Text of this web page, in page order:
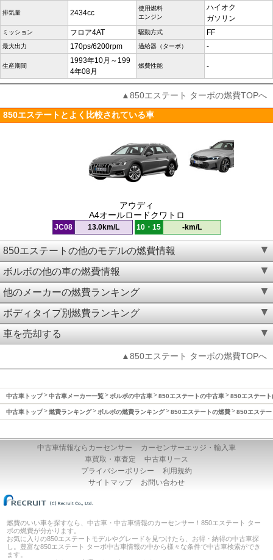
排気量 2434cc
使用燃料
エンジン
ハイオク
ガソリン
ミッション フロア4AT 駆動方式 FF
最大出力 170ps/6200rpm 過給器（ターボ） -
生産期間
1993年10月～199
4年08月
燃費性能 -
▲850エステート ターボの燃費TOPへ
850エステートとよく比較されている車
アウディ
A4オールロードクワトロ
JC08 13.0km/L 10・15 -km/L
850エステートの他のモデルの燃費情報
ボルボの他の車の燃費情報
他のメーカーの燃費ランキング
ボディタイプ別燃費ランキング
車を売却する
▲850エステート ターボの燃費TOPへ
中古車トップ 中古車メーカー一覧 ボルボの中古車 850エステートの中古車 850エステー
中古車トップ 燃費ランキング ボルボの燃費ランキング 850エステートの燃費 850エステ
中古車情報ならカーセンサー
カーセンサーエッジ・輸入車
車買取・車査定
中古車リース
プライバシーポリシー
利用規約
サイトマップ
お問い合わせ
燃費のいい車を探すなら、中古車・中古車情報のカーセンサー！850エステート ター
ボの燃費が分かります。
お気に入りの850エステートモデルやグレードを見つけたら、お得・納得の中古車探
し。豊富な850エステート ターボ中古車情報の中から様々な条件で中古車検索ができ
ます。